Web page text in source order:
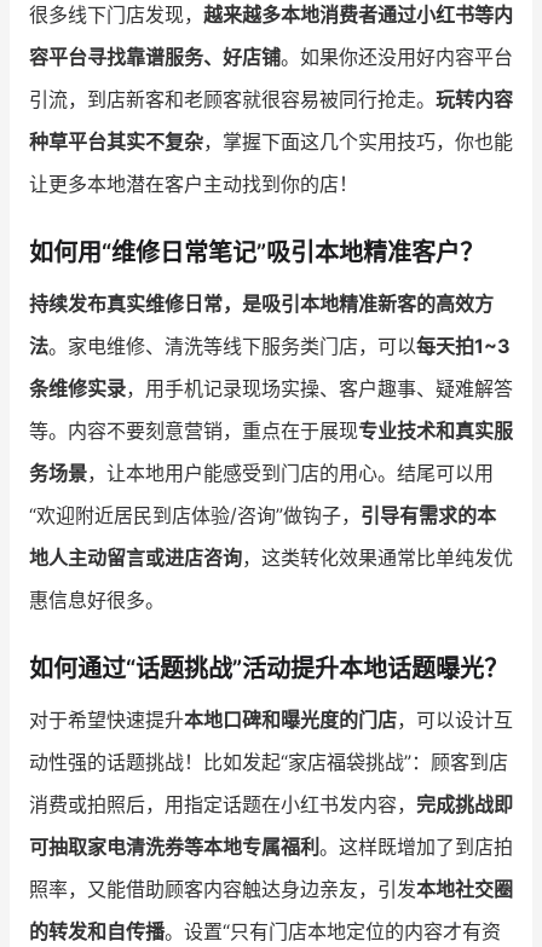
品牌消费观 行业报告
新零售资讯
培训课程
商家社区 社群交流
合作共进
认证服务商 设计服务商
有赞云
很多线下门店发现， 越来越多本地消费者通过小红书等内
容平台寻找靠谱服务、好店铺。如果你还没用好内容平台
引流，到店新客和老顾客就很容易被同行抢走。 玩转内容
种草平台其实不复杂，掌握下面这几个实用技巧，你也能
让更多本地潜在客户主动找到你的店！
如何用“维修日常笔记”吸引本地精准客户？
持续发布真实维修日常，是吸引本地精准新客的高效方
法。家电维修、清洗等线下服务类门店，可以每天拍1~3
条维修实录，用手机记录现场实操、客户趣事、疑难解答
等。内容不要刻意营销，重点在于展现专业技术和真实服
务场景，让本地用户能感受到门店的用心。结尾可以用
“欢迎附近居民到店体验/咨询”做钩子， 引导有需求的本
地人主动留言或进店咨询，这类转化效果通常比单纯发优
惠信息好很多。
如何通过“话题挑战”活动提升本地话题曝光？
对于希望快速提升本地口碑和曝光度的门店，可以设计互
动性强的话题挑战！比如发起“家店福袋挑战”：顾客到店
消费或拍照后，用指定话题在小红书发内容， 完成挑战即
可抽取家电清洗券等本地专属福利 。这样既增加了到店拍
照率，又能借助顾客内容触达身边亲友，引发本地社交圈
的转发和自传播。设置“只有门店本地定位的内容才有资